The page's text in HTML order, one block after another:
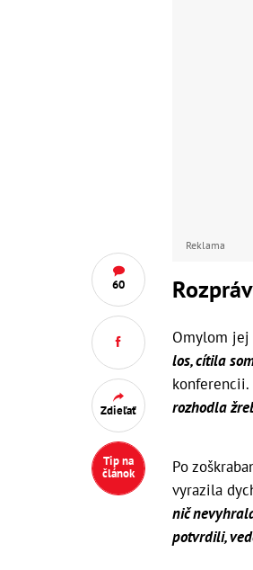
60
Zdieľať
Tip na
článok
Reklama
Omylom jej
los, cítila
konferencii.
rozhodla
Po
vyrazila
nič
potvrdili,